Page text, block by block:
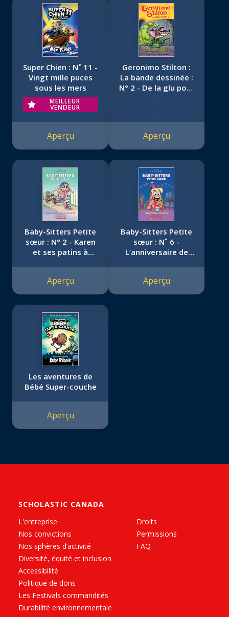
Super Chien : N˚ 11 -
Vingt mille puces
sous les mers
MEILLEUR
VENDEUR
Aperçu
Geronimo Stilton :
La bande dessinée :
N° 2 - De la glu pour
Aperçu
Baby-Sitters Petite
sœur : N° 2 - Karen
et ses patins à
Aperçu
Baby-Sitters Petite
sœur : N˚ 6 -
L’anniversaire de
Aperçu
Les aventures de
Bébé Super-couche
Aperçu
SCHOLASTIC CANADA
L'entreprise
Nos convictions
Nos sphères d’activité
Diversité, équité et inclusion
Accessibilité
Politique de dons
Les Festivals commandités
Durabilité environnementale
Droits
Permissions
FAQ